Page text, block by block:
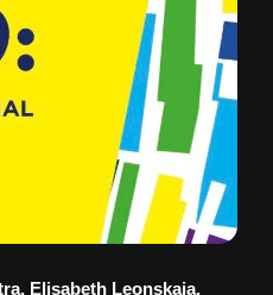
Elisabeth Leonskaja,